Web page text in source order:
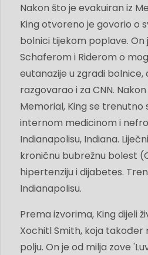
Nakon što je evakuiran iz
King otvoreno je govorio o
bolnici tijekom poplave. On
Schaferom i Riderom o
eutanazije u zgradi bolnice,
razgovarao i za CNN.
Memorial, King se trenutno
internom medicinom i
Indianapolisu, Indiana.
kroničnu bubrežnu bolest
hipertenziju i dijabetes.
Indianapolisu.
Prema izvorima, King dijeli
Xochitl Smith, koja također
polju. On je od milja zove